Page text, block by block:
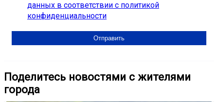
данных в соответствии с политикой
конфиденциальности
Поделитесь новостями с жителями
города